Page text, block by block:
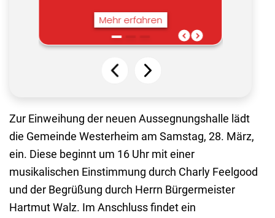
Zur Einweihung der neuen Aussegnungshalle lädt
die Gemeinde Westerheim am Samstag, 28. März,
ein. Diese beginnt um 16 Uhr mit einer
musikalischen Einstimmung durch Charly Feelgood
und der Begrüßung durch Herrn Bürgermeister
Hartmut Walz. Im Anschluss findet ein